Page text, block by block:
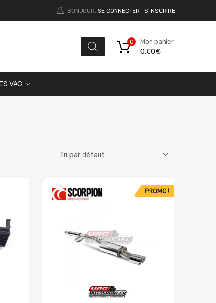
BONJOUR. SE CONNECTER S'INSCRIRE
Mon panier
0,00€
0
VAG
PROMO !